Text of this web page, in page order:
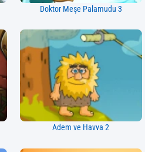
Doktor Meşe Palamudu 3
Adem ve Havva 2